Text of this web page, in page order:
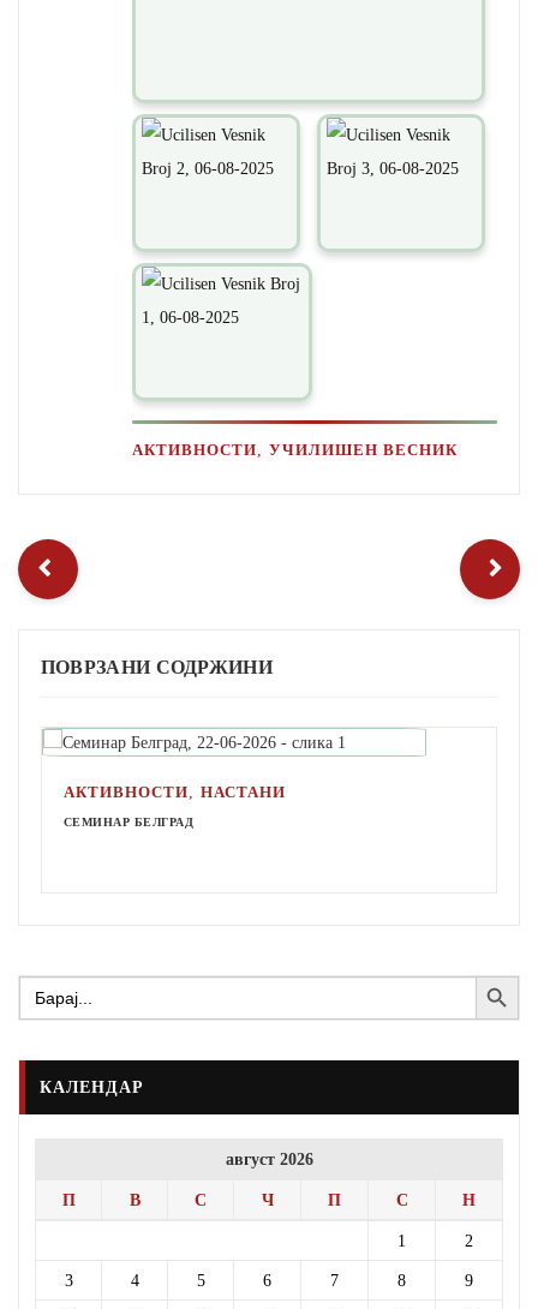
АКТИВНОСТИ ,УЧИЛИШЕН ВЕСНИК
ПОВРЗАНИ СОДРЖИНИ
АКТИВНОСТИ НАСТАНИ
СЕМИНАР БЕЛГРАД
Search
for:
Search Button
КАЛЕНДАР
август 2026
П В С Ч П С Н
1 2
3 4 5 6 7 8 9